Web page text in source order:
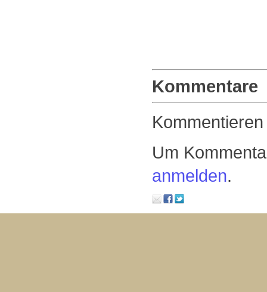
Kommentare
Kommentieren
Um
anmelden.